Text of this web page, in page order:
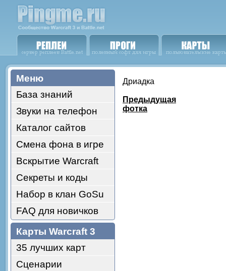
Меню
База знаний
Звуки на телефон
Каталог сайтов
Смена фона в игре
Вскрытие Warcraft
Секреты и коды
Набор в клан GoSu
FAQ для новичков
Карты Warcraft 3
35 лучших карт
Сценарии
Дриадка
Предыдущая
фотка